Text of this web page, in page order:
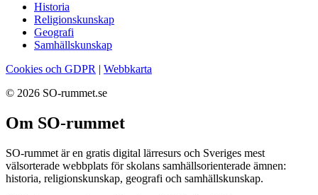
Historia
Religionskunskap
Geografi
Samhällskunskap
Cookies och GDPR | Webbkarta
© 2026 SO-rummet.se
Om SO-rummet
SO-rummet är en gratis digital lärresurs och Sveriges mest
välsorterade webbplats för skolans samhällsorienterade ämnen:
historia, religionskunskap, geografi och samhällskunskap.